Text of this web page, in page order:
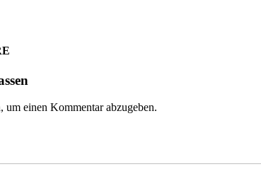
um einen Kommentar abzugeben.